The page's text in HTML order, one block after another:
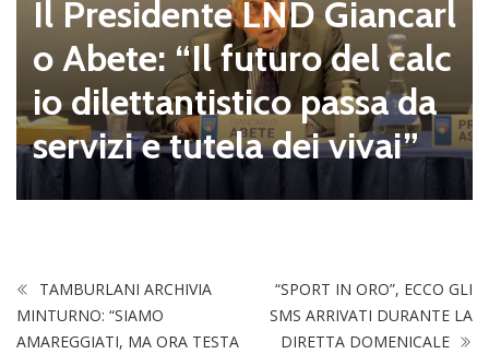
Il Presidente LND Giancarl
o Abete: “Il futuro del calc
io dilettantistico passa da
servizi e tutela dei vivai”
TAMBURLANI ARCHIVIA
MINTURNO: “SIAMO
AMAREGGIATI, MA ORA TESTA
“SPORT IN ORO”, ECCO GLI
SMS ARRIVATI DURANTE LA
DIRETTA DOMENICALE